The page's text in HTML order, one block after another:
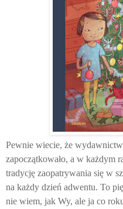
Pewnie wiecie, że
zapoczątkowało, a w każdym
tradycję zaopatrywania się w
na każdy dzień adwentu. To
nie wiem, jak Wy, ale ja co